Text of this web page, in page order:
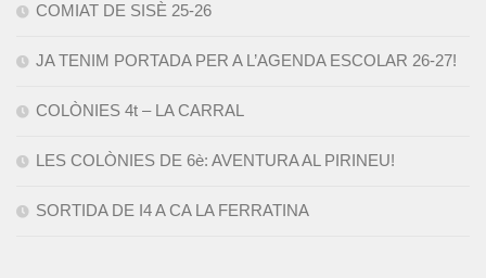
COMIAT DE SISÈ 25-26
JA TENIM PORTADA PER A L’AGENDA ESCOLAR 26-27!
COLÒNIES 4t – LA CARRAL
LES COLÒNIES DE 6è: AVENTURA AL PIRINEU!
SORTIDA DE I4 A CA LA FERRATINA